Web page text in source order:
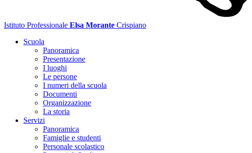
Istituto Professionale Elsa Morante Crispiano
Scuola
Panoramica
Presentazione
I luoghi
Le persone
I numeri della scuola
Documenti
Organizzazione
La storia
Servizi
Panoramica
Famiglie e studenti
Personale scolastico